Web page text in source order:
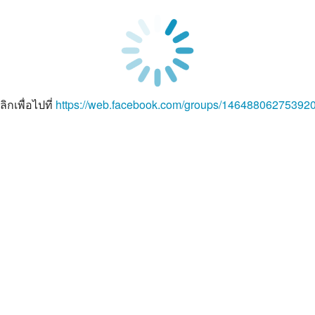
กเพื่อไปที่ https://web.facebook.com/groups/